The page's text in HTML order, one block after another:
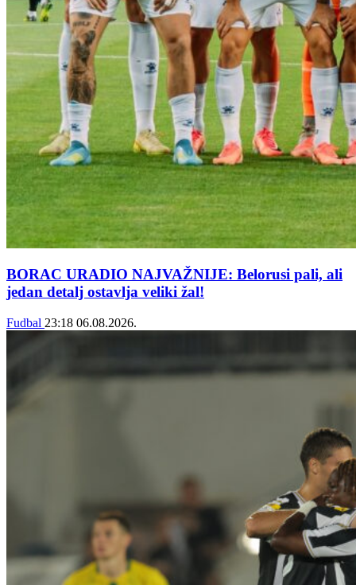
BORAC URADIO NAJVAŽNIJE: Belorusi pali, ali
jedan detalj ostavlja veliki žal!
Fudbal 23:18 06.08.2026.